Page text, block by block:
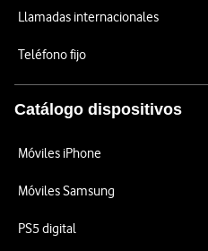
Llamadas internacionales
Teléfono fijo
Catálogo dispositivos
Móviles iPhone
Móviles Samsung
PS5 digital